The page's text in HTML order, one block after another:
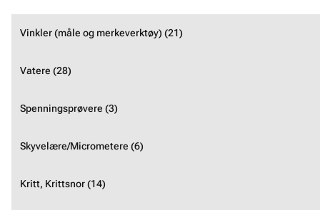
Vinkler (måle og merkeverktøy) (21)
Vatere (28)
Spenningsprøvere (3)
Skyvelære/Micrometere (6)
Kritt, Krittsnor (14)